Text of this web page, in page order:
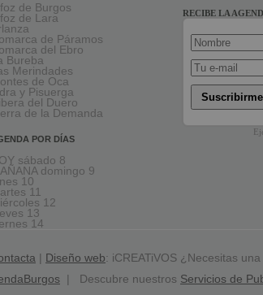
de Burgos
de Lara
de Páramos
del Ebro
Bureba
Merindades
de Oca
y Pisuerga
del Duero
de la Demanda
POR DÍAS
sábado 8
domingo 9
10
11
12
13
14
RECIBE LA
Suscribirme
Diseño web: iCREATiVOS ¿Necesitas
| Descubre nuestros Servicios de